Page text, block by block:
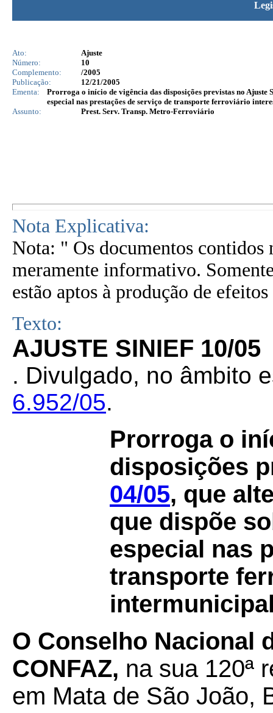
Ato:
Ajuste
Número:
10
Complemento:
/2005
Publicação:
12/21/2005
Ementa:
Prorroga o início de vigência das disposições previstas no Ajuste
especial nas prestações de serviço de transporte ferroviário
Assunto:
Prest. Serv. Transp. Metro-Ferroviário
Nota Explicativa:
Nota: " Os documentos contidos
meramente informativo.
estão aptos à produção de
Texto:
AJUSTE SINIEF 10/05
. Divulgado, no âmbito
6.952/05.
Prorroga o
disposições
04/05, que
que dispõe
especial nas
transporte
O Conselho Nacional
CONFAZ, na sua 120ª
em Mata de São João,